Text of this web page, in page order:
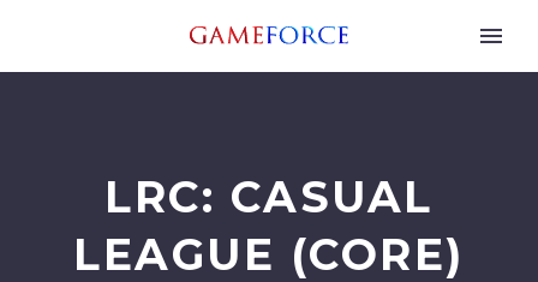
LRC: CASUAL
LEAGUE (CORE)